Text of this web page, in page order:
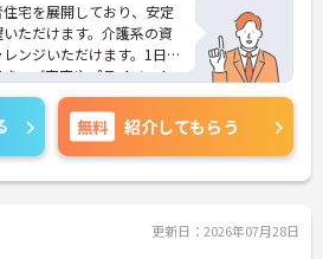
宅を展開しており、安定
ただけます。介護系の資
ンジいただけます。1日4
、ご家庭やプライベート
す。賞与（年2回、諸条件
、あなたの頑張りがしっ
の社員給食（1日1食）
ートする育児給付金+
円）、資格取得支援制度
パス制度も整っており、ス
にも最適です。ご興味の
無料 紹介してもらう
更新日：2026年07月28日